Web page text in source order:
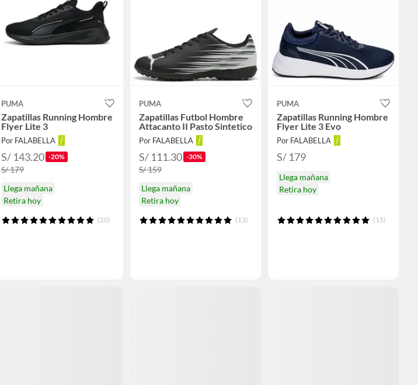
PUMA
Zapatillas Running Hombre
Flyer Lite 3
Por FALABELLA
S/ 143.20 -20%
S/ 179
Llega mañana
Retira hoy
(20)
PUMA
Zapatillas Futbol Hombre
Attacanto II Pasto Sintetico
Por FALABELLA
S/ 111.30 -30%
S/ 159
Llega mañana
Retira hoy
(13)
PUMA
Zapatillas Running Hombre
Flyer Lite 3 Evo
Por FALABELLA
S/ 179
Llega mañana
Retira hoy
(15)